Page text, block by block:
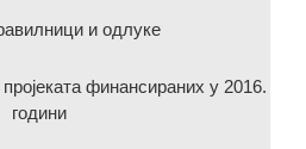
и одлуке
финансираних у 2016.
години